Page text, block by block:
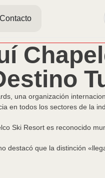
Contacto
una organización
en todos los sectores de la
Ski Resort es reconocido
destacó que la distinción